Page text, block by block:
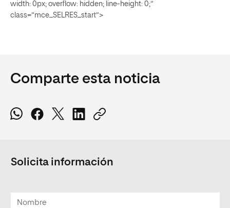
width: 0px; overflow: hidden; line-height: 0;”
class=”mce_SELRES_start”>
Comparte esta noticia
Solicita información